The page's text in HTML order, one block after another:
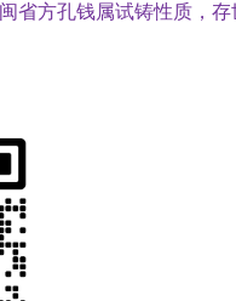
省方孔钱属试铸性质，